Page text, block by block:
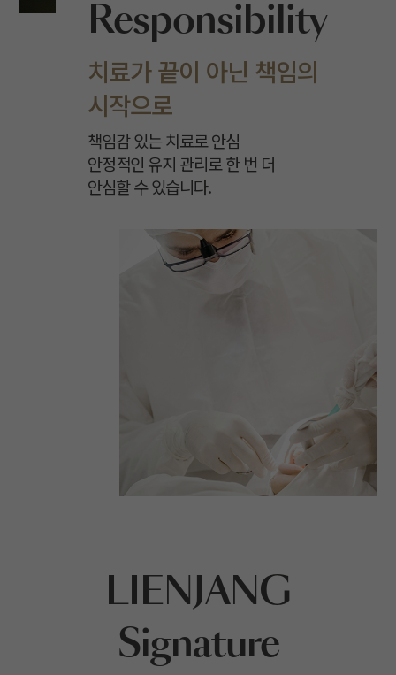
Responsibility
치료가 끝이 아닌 책임의
시작으로
책임감 있는 치료로 안심
안정적인 유지 관리로 한 번 더
안심할 수 있습니다.
LIENJANG
Signature